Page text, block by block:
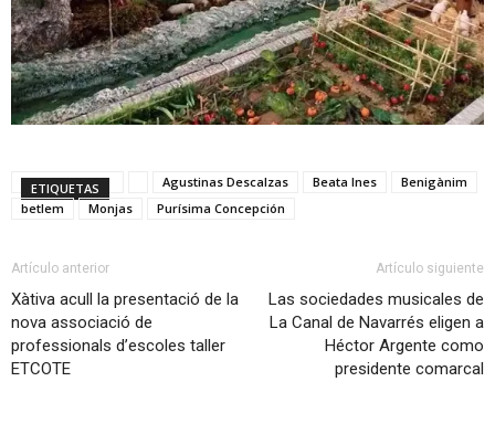
ETIQUETAS Agustinas Descalzas Beata Ines
Benigànim
betlem
Monjas Purísima Concepción
Artículo anterior
Xàtiva acull la presentació de la
nova associació de
professionals d’escoles taller
ETCOTE
Artículo siguiente
Las sociedades musicales de
La Canal de Navarrés eligen a
Héctor Argente como
presidente comarcal